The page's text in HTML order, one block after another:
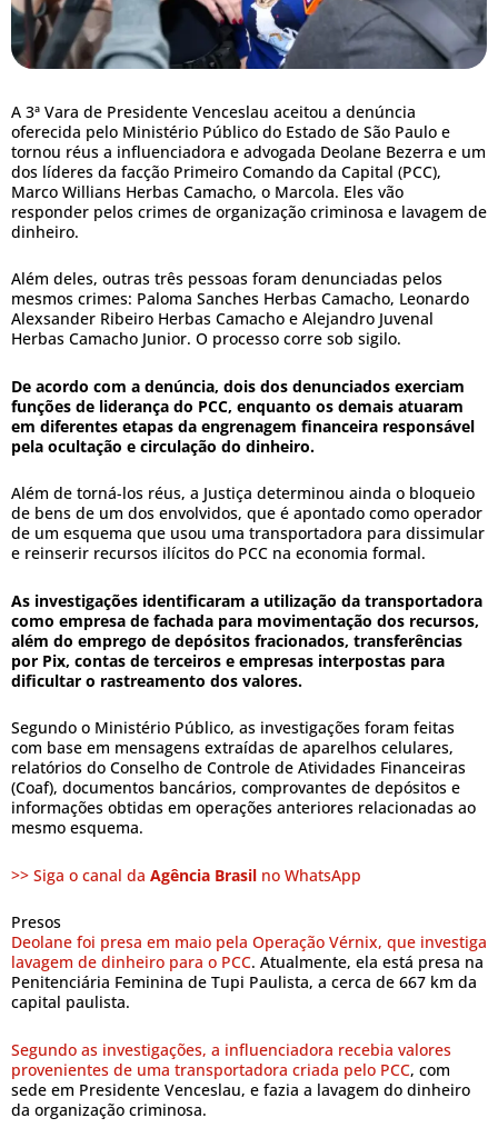
A 3ª Vara de Presidente Venceslau aceitou a denúncia
oferecida pelo Ministério Público do Estado de São Paulo e
tornou réus a influenciadora e advogada Deolane Bezerra e um
dos líderes da facção Primeiro Comando da Capital (PCC),
Marco Willians Herbas Camacho, o Marcola. Eles vão
responder pelos crimes de organização criminosa e lavagem de
dinheiro.
Além deles, outras três pessoas foram denunciadas pelos
mesmos crimes: Paloma Sanches Herbas Camacho, Leonardo
Alexsander Ribeiro Herbas Camacho e Alejandro Juvenal
Herbas Camacho Junior. O processo corre sob sigilo.
De acordo com a denúncia, dois dos denunciados exerciam
funções de liderança do PCC, enquanto os demais atuaram
em diferentes etapas da engrenagem financeira responsável
pela ocultação e circulação do dinheiro.
Além de torná-los réus, a Justiça determinou ainda o bloqueio
de bens de um dos envolvidos, que é apontado como operador
de um esquema que usou uma transportadora para dissimular
e reinserir recursos ilícitos do PCC na economia formal.
As investigações identificaram a utilização da transportadora
como empresa de fachada para movimentação dos recursos,
além do emprego de depósitos fracionados, transferências
por Pix, contas de terceiros e empresas interpostas para
dificultar o rastreamento dos valores.
Segundo o Ministério Público, as investigações foram feitas
com base em mensagens extraídas de aparelhos celulares,
relatórios do Conselho de Controle de Atividades Financeiras
(Coaf), documentos bancários, comprovantes de depósitos e
informações obtidas em operações anteriores relacionadas ao
mesmo esquema.
>> Siga o canal da Agência Brasil no WhatsApp
Presos
Deolane foi presa em maio pela Operação Vérnix, que investiga
lavagem de dinheiro para o PCC. Atualmente, ela está presa na
Penitenciária Feminina de Tupi Paulista, a cerca de 667 km da
capital paulista.
Segundo as investigações, a influenciadora recebia valores
provenientes de uma transportadora criada pelo PCC, com
sede em Presidente Venceslau, e fazia a lavagem do dinheiro
da organização criminosa.